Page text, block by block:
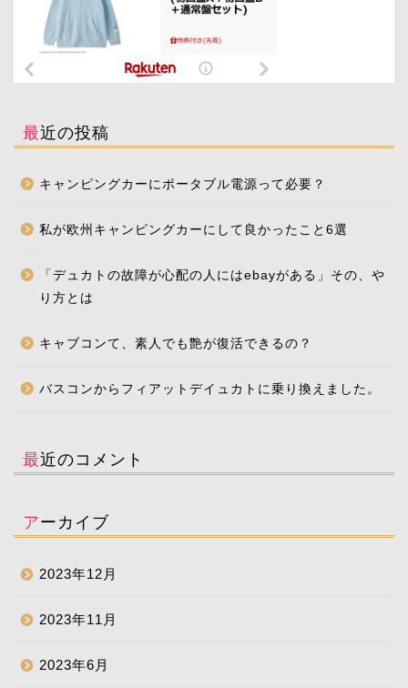
最近の投稿
キャンピングカーにポータブル電源って必要？
私が欧州キャンピングカーにして良かったこと6選
「デュカトの故障が心配の人にはebayがある」その、や
り方とは
キャブコンて、素人でも艶が復活できるの？
バスコンからフィアットデイュカトに乗り換えました。
最近のコメント
アーカイブ
2023年12月
2023年11月
2023年6月